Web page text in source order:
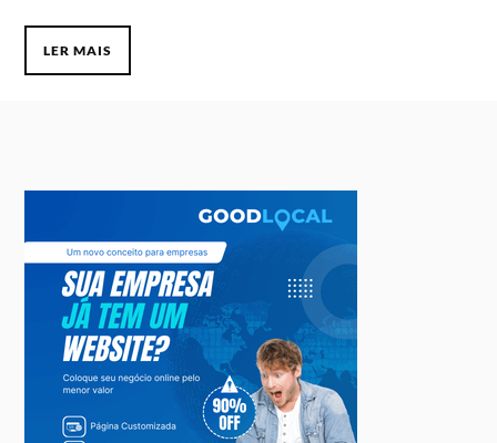
LER MAIS